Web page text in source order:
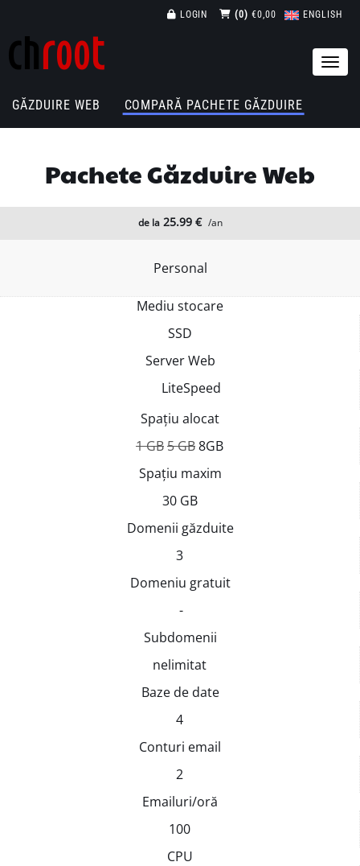
ENGLISH
(0) €0,00
LOGIN
GĂZDUIRE WEB COMPARĂ PACHETE GĂZDUIRE
Pachete Găzduire Web
de la25.99 € /an
Personal
Mediu stocare
SSD
Server Web
LiteSpeed
Spațiu alocat
1 GB5 GB8GB
Spațiu maxim
30 GB
Domenii găzduite
3
Domeniu gratuit
-
Subdomenii
nelimitat
Baze de date
4
Conturi email
2
Emailuri/oră
100
CPU